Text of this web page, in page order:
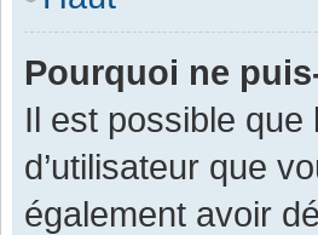
Pourquoi ne
Il est possible
d’utilisateur que
également avoir